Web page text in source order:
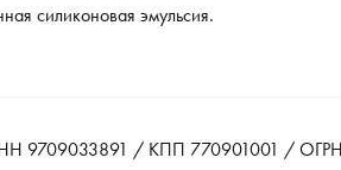
силиконовая эмульсия.
9709033891 / КПП 770901001 / ОГРН